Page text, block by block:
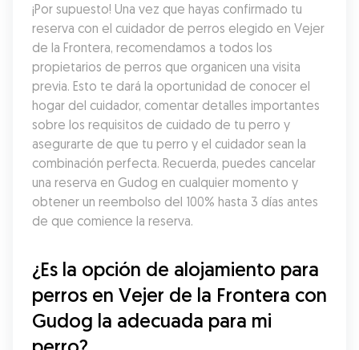
¡Por supuesto! Una vez que hayas confirmado tu
reserva con el cuidador de perros elegido en Vejer
de la Frontera, recomendamos a todos los
propietarios de perros que organicen una visita
previa. Esto te dará la oportunidad de conocer el
hogar del cuidador, comentar detalles importantes
sobre los requisitos de cuidado de tu perro y
asegurarte de que tu perro y el cuidador sean la
combinación perfecta. Recuerda, puedes cancelar
una reserva en Gudog en cualquier momento y
obtener un reembolso del 100% hasta 3 días antes
de que comience la reserva.
¿Es la opción de alojamiento para
perros en Vejer de la Frontera con
Gudog la adecuada para mi